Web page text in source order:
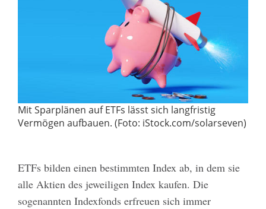
Mit Sparplänen auf ETFs lässt sich langfristig
Vermögen aufbauen. (Foto: iStock.com/solarseven)
ETFs bilden einen bestimmten Index ab, in dem sie
alle Aktien des jeweiligen Index kaufen. Die
sogenannten Indexfonds erfreuen sich immer